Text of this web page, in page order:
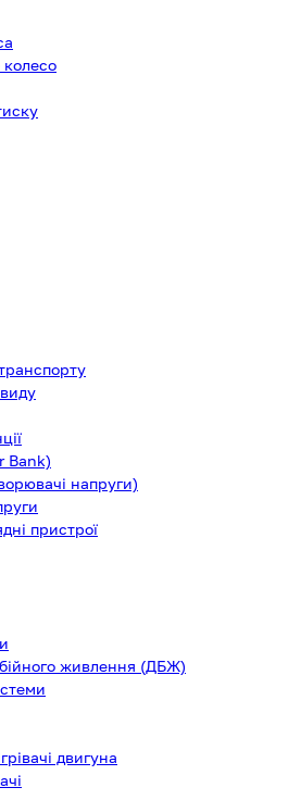
Bank)
напруги)
пристрої
живлення (ДБЖ)
двигуна